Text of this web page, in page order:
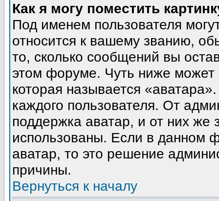
Как я могу поместить
Под именем пользователя
относится к вашему званию,
то, сколько сообщений вы
этом форуме. Чуть ниже может
которая называется
каждого пользователя. От
поддержка аватар, и от них же
использованы. Если в данном
аватар, то это решение
причины.
Вернуться к началу